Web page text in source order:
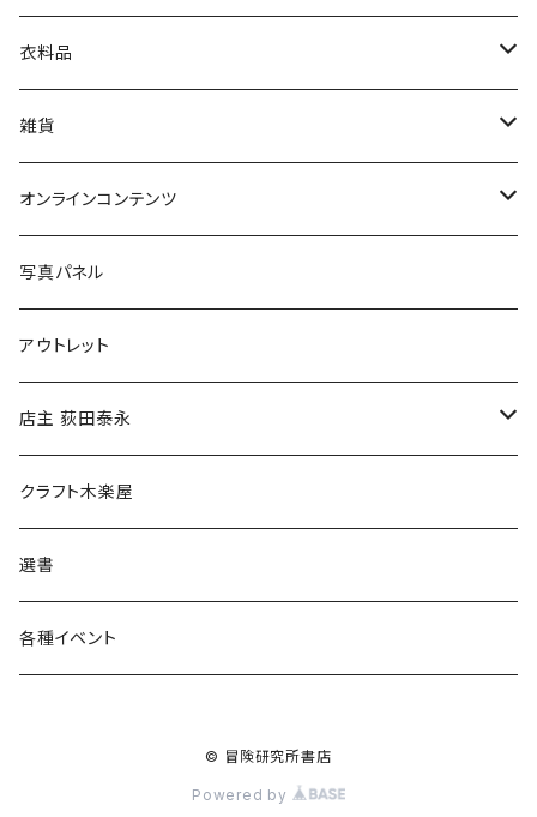
娯楽・エンターテインメント
古書セット
美術
衣料品
POLEWARDS
Tシャツ
雑貨
バッグ
ブックカバー
マグカップ
傘
食料品
その他
オンラインコンテンツ
冒険クロストーク
写真パネル
アウトレット
店主 荻田泰永
書籍
ウェア
クラフト木楽屋
選書
各種イベント
© 冒険研究所書店
Powered by